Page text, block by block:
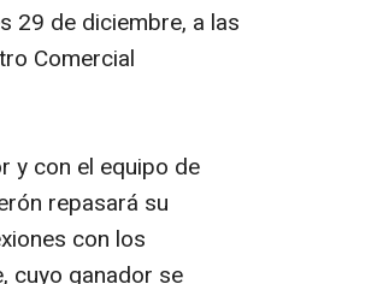
29 de diciembre, a las
Comercial
y con el equipo de
repasará su
con los
cuyo ganador se